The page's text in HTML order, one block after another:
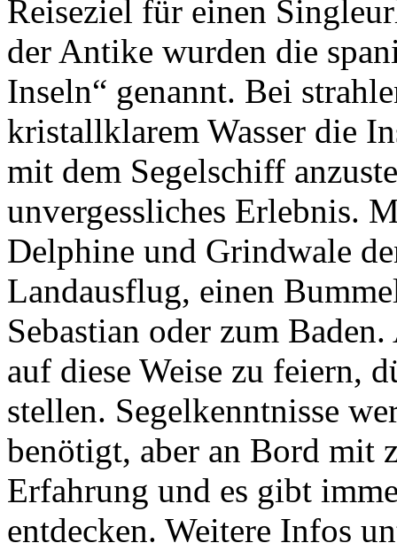
Reiseziel für einen
der Antike wurden die
Inseln“ genannt. Bei
kristallklarem Wasser die
mit dem Segelschiff
unvergessliches Erlebnis.
Delphine und Grindwale
Landausflug, einen
Sebastian oder zum
auf diese Weise zu feiern,
stellen. Segelkenntnisse
benötigt, aber an Bord mit
Erfahrung und es gibt
entdecken. Weitere Infos